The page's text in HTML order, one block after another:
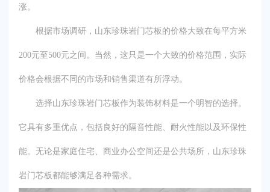
涨。
根据市场调研，山东珍珠岩门芯板的价格大致在每平方米
200元至500元之间。当然，这只是一个大致的价格范围，实际
价格会根据不同的市场和销售渠道有所浮动。
选择山东珍珠岩门芯板作为装饰材料是一个明智的选择。
它具有多重优点，包括良好的隔音性能、耐火性能以及环保性
能。无论是家庭住宅、商业办公空间还是公共场所，山东珍珠
岩门芯板都能够满足各种需求。